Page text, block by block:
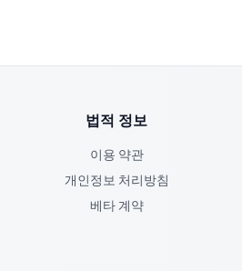
법적 정보
이용 약관
개인정보 처리방침
베타 계약